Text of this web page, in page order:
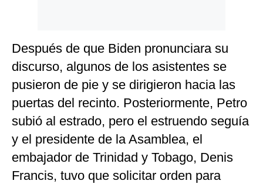
Después de que Biden pronunciara su
discurso, algunos de los asistentes se
pusieron de pie y se dirigieron hacia las
puertas del recinto. Posteriormente, Petro
subió al estrado, pero el estruendo seguía
y el presidente de la Asamblea, el
embajador de Trinidad y Tobago, Denis
Francis, tuvo que solicitar orden para